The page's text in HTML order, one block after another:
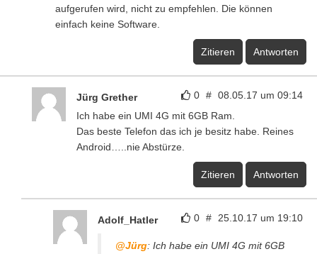
aufgerufen wird, nicht zu empfehlen. Die können
einfach keine Software.
Zitieren Antworten
0 # 08.05.17 um 09:14
Jürg Grether
Ich habe ein UMI 4G mit 6GB Ram.
Das beste Telefon das ich je besitz habe. Reines
Android…..nie Abstürze.
Zitieren Antworten
0 # 25.10.17 um 19:10
Adolf_Hatler
@Jürg: Ich habe ein UMI 4G mit 6GB